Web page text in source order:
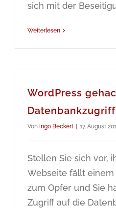
sich mit der
Weiterlesen
WordPress
Datenbankzugriff
Von Ingo Beckert 17. August
Stellen Sie sich vor,
Webseite fällt
zum Opfer und Sie
Zugriff auf die